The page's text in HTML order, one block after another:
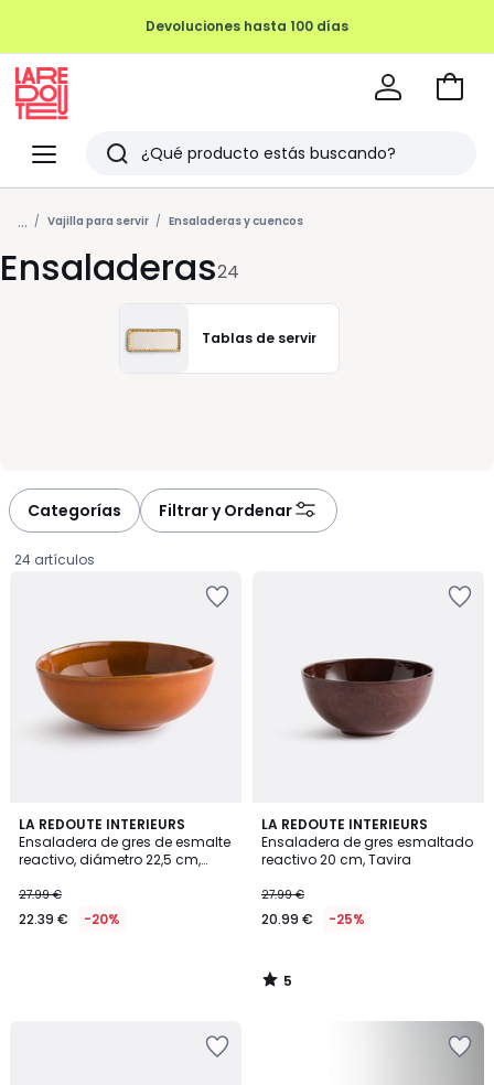
Devoluciones hasta 100 días
Menu
Redoute
Buscar
Últimos
artículos
vistos
Ir
... Vajilla para servir Ensaladeras y cuencos
Ensaladeras24
Tablas de servir
Categorías Filtrar y Ordenar
24 artículos
LA REDOUTE INTERIEURS
Ensaladera de gres de esmalte
reactivo, diámetro 22,5 cm,
€
en
27.99 €
22.39 € -20%
LA REDOUTE INTERIEURS
Ensaladera de gres esmaltado
reactivo 20 cm, Tavira
27.99 €
20.99 € -25%
5
/
5
5
/